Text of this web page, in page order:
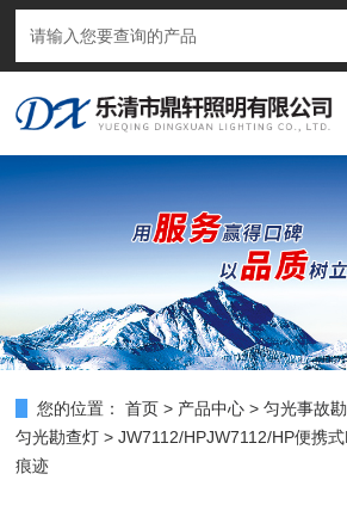
您的位置： 首页 > 产品中心 >匀光事故
匀光勘查灯 > JW7112/HPJW7112/HP便携
痕迹